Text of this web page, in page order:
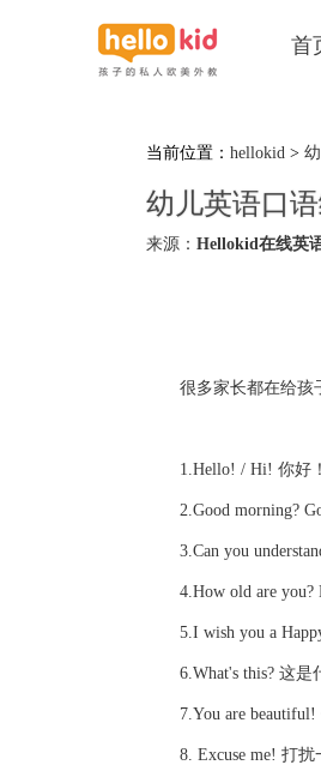
首
当前位置： hellokid >
幼儿英语口
来源： Hellokid在线英
很多家长都在给孩子
1.Hello! / Hi! 你好！
2.Good morning?
3.Can you
4.How old are you?
5.I wish you a Happy
6.What's this? 这是
7.You are beautiful!
8. Excuse me! 打扰